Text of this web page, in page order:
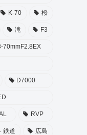
K-70 桜
滝 F3
70mmF2.8EX
D7000
RVP
鉄道 広島